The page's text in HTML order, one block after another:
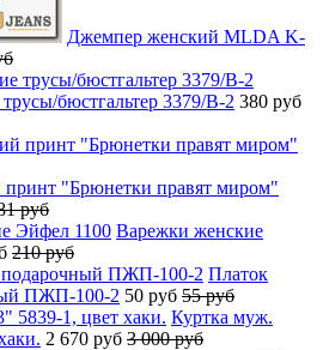
Джемпер женский MLDA K-
бюстгальтер 3379/B-2 380 руб
"Брюнетки правят миром"
руб
Варежки женские
210 руб
Платок
ПЖП-100-2 50 руб 55 руб
Куртка муж.
2 670 руб 3 000 руб